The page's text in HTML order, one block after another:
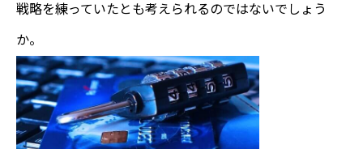
戦略を練っていたとも考えられるのではないでしょう
か。